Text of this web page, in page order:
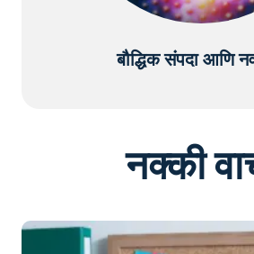
बौद्धिक संपदा आणि
नक्की